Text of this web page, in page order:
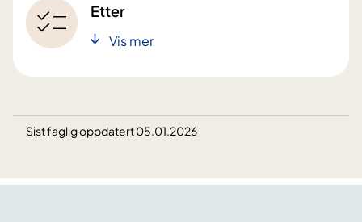
Etter
Vis mer
Sist faglig oppdatert 05.01.2026